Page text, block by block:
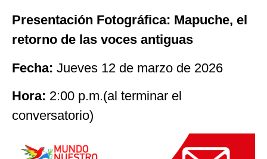
Presentación Fotográfica: Mapuche, el
retorno de las voces antiguas
Fecha: Jueves 12 de marzo de 2026
Hora: 2:00 p.m.(al terminar el
conversatorio)